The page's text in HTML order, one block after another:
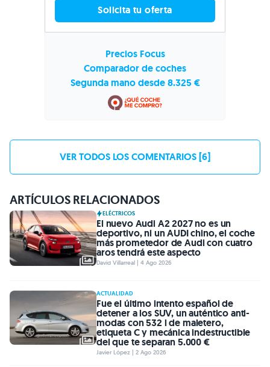
Solicita tu oferta
Precios Focus
Comparador de coches
Segunda mano desde 8.325 €
VER TODOS LOS COMENTARIOS [6]
ARTÍCULOS RELACIONADOS
ELÉCTRICOS
El nuevo Audi A2 2027 no es un
deportivo, ni un AUDI chino, el coche
más prometedor de Audi con cuatro
aros tendrá este aspecto
David Villarreal | 4 Ago 2026
ACTUALIDAD
Fue el último intento español de
detener a los SUV, un auténtico anti-
modas con 532 l de maletero,
etiqueta C y mecánica indestructible
del que te separan 5.000 €
Javier López | 2 Ago 2026